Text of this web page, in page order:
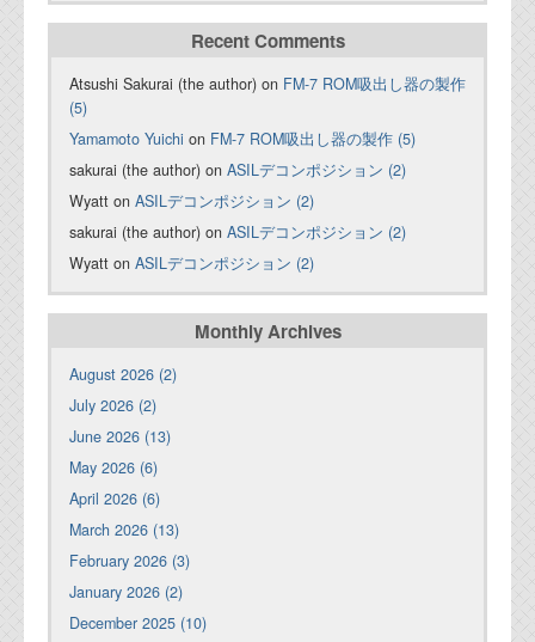
Recent Comments
Atsushi Sakurai (the author) on FM-7 ROM吸出し器の製作
(5)
Yamamoto Yuichi on FM-7 ROM吸出し器の製作 (5)
sakurai (the author) on ASILデコンポジション (2)
Wyatt on ASILデコンポジション (2)
sakurai (the author) on ASILデコンポジション (2)
Wyatt on ASILデコンポジション (2)
Monthly Archives
August 2026 (2)
July 2026 (2)
June 2026 (13)
May 2026 (6)
April 2026 (6)
March 2026 (13)
February 2026 (3)
January 2026 (2)
December 2025 (10)